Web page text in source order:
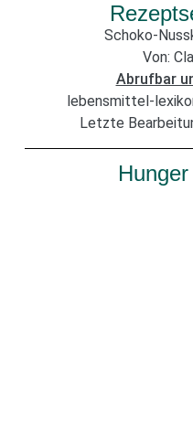
Schoko-
Von:
Abrufbar
lebensmittel-
Letzte